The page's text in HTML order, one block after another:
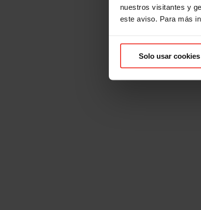
nuestros visitantes y
este aviso. Para más
Solo usar